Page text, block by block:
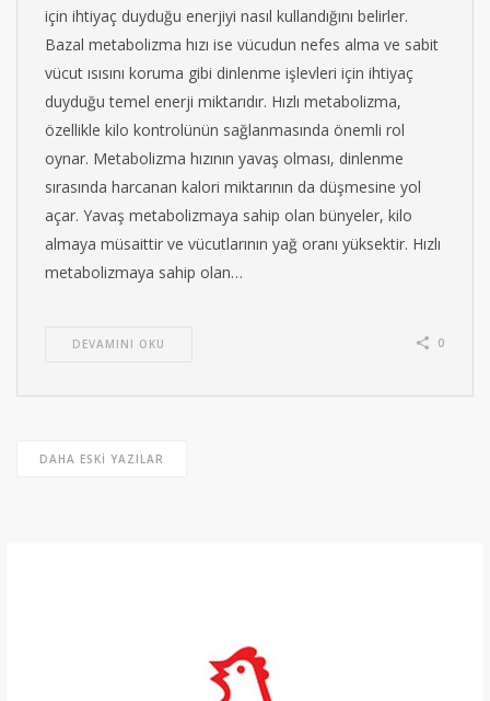
için ihtiyaç duyduğu enerjiyi nasıl kullandığını belirler.
Bazal metabolizma hızı ise vücudun nefes alma ve sabit
vücut ısısını koruma gibi dinlenme işlevleri için ihtiyaç
duyduğu temel enerji miktarıdır. Hızlı metabolizma,
özellikle kilo kontrolünün sağlanmasında önemli rol
oynar. Metabolizma hızının yavaş olması, dinlenme
sırasında harcanan kalori miktarının da düşmesine yol
açar. Yavaş metabolizmaya sahip olan bünyeler, kilo
almaya müsaittir ve vücutlarının yağ oranı yüksektir. Hızlı
metabolizmaya sahip olan…
DEVAMINI OKU 0
DAHA ESKI YAZILAR